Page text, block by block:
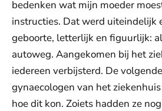
bedenken wat mijn moeder
instructies. Dat werd uiteindelijk
geboorte, letterlijk en figuurlijk:
autoweg. Aangekomen bij het
iedereen verbijsterd. De
gynaecologen van het
hoe dit kon. Zoiets hadden ze